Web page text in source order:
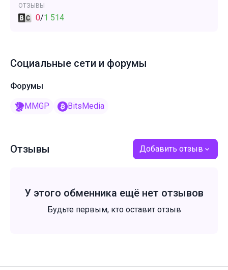
ОТЗЫВЫ
0/1 514
Социальные сети и форумы
Форумы
MMGP BitsMedia
Отзывы Добавить отзыв
У этого обменника ещё нет отзывов
Будьте первым, кто оставит отзыв